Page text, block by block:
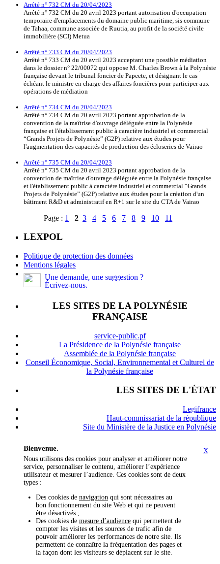
Arrêté n° 732 CM du 20/04/2023
Arrêté n° 732 CM du 20 avril 2023 portant autorisation d'occupation
temporaire d'emplacements du domaine public maritime, sis commune
de Tahaa, commune associée de Ruutia, au profit de la société civile
immobilière (SCI) Metua
Arrêté n° 733 CM du 20/04/2023
Arrêté n° 733 CM du 20 avril 2023 acceptant une possible médiation
dans le dossier n° 22/00072 qui oppose M. Charles Brown à la Polynésie
française devant le tribunal foncier de Papeete, et désignant le cas
échéant le ministre en charge des affaires foncières pour participer aux
opérations de médiation
Arrêté n° 734 CM du 20/04/2023
Arrêté n° 734 CM du 20 avril 2023 portant approbation de la
convention de la maîtrise d'ouvrage déléguée entre la Polynésie
française et l'établissement public à caractère industriel et commercial
“Grands Projets de Polynésie” (G2P) relative aux études pour
l'augmentation des capacités de production des écloseries de Vairao
Arrêté n° 735 CM du 20/04/2023
Arrêté n° 735 CM du 20 avril 2023 portant approbation de la
convention de maîtrise d'ouvrage déléguée entre la Polynésie française
et l'établissement public à caractère industriel et commercial “Grands
Projets de Polynésie” (G2P) relative aux études pour la création d'un
bâtiment R&D et administratif en R+1 sur le site du CTA de Vairao
Page : 1 2 3 4 5 6 7 8 9 10 11
LEXPOL
Politique de protection des données
Mentions légales
Une demande, une suggestion ?
Écrivez-nous.
LES SITES DE LA POLYNÉSIE
FRANÇAISE
service-public.pf
La Présidence de la Polynésie française
Assemblée de la Polynésie française
Conseil Économique, Social, Environnemental et Culturel de
la Polynésie française
LES SITES DE L'ÉTAT
Legifrance
Haut-commissariat de la république
Site du Ministère de la Justice en Polynésie
X
Bienvenue.
Nous utilisons des cookies pour analyser et améliorer notre
service, personnaliser le contenu, améliorer l’expérience
utilisateur et mesurer l’audience. Ces cookies sont de deux
types :
Des cookies de navigation qui sont nécessaires au
bon fonctionnement du site Web et qui ne peuvent
être désactivés ;
Des cookies de mesure d’audience qui permettent de
compter les visites et les sources de trafic afin de
pouvoir améliorer les performances de notre site. Ils
permettent de connaître la fréquentation des pages et
la façon dont les visiteurs se déplacent sur le site.